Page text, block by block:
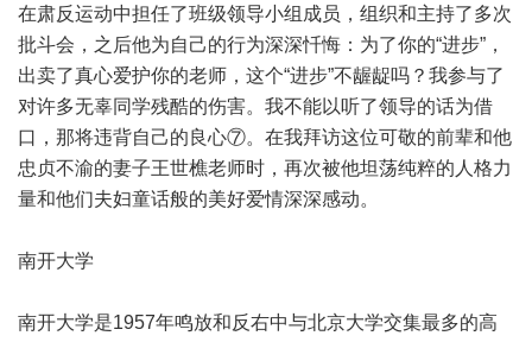
在肃反运动中担任了班级领导小组成员，组织和主持了多次
批斗会，之后他为自己的行为深深忏悔：为了你的“进步”，
出卖了真心爱护你的老师，这个“进步”不龌龊吗？我参与了
对许多无辜同学残酷的伤害。我不能以听了领导的话为借
口，那将违背自己的良心⑦。在我拜访这位可敬的前辈和他
忠贞不渝的妻子王世樵老师时，再次被他坦荡纯粹的人格力
量和他们夫妇童话般的美好爱情深深感动。
南开大学
南开大学是1957年鸣放和反右中与北京大学交集最多的高